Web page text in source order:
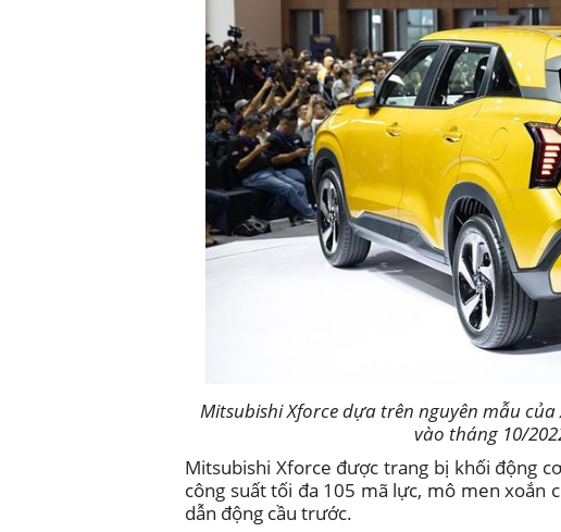
Mitsubishi Xforce dựa trên nguyên mẫu
vào tháng 10/
Mitsubishi Xforce được trang bị khối động
công suất tối đa 105 mã lực, mô men xoắn
dẫn động cầu trước.